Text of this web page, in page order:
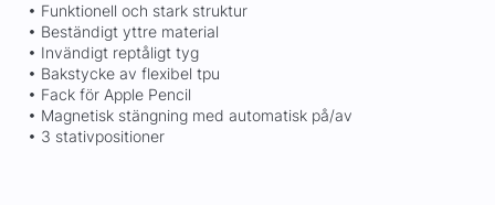
• Funktionell och stark struktur
• Beständigt yttre material
• Invändigt reptåligt tyg
• Bakstycke av flexibel tpu
• Fack för Apple Pencil
• Magnetisk stängning med automatisk på/av
• 3 stativpositioner